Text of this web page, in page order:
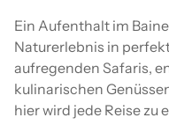
Ein Aufenthalt im
Naturerlebnis in
aufregenden Safaris,
kulinarischen
hier wird jede Reise zu